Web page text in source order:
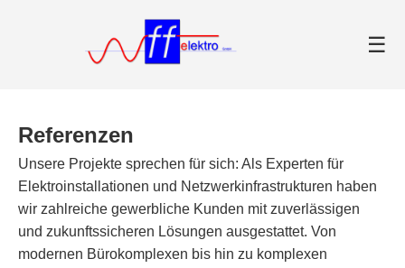
☰
Referenzen
Unsere Projekte sprechen für sich: Als Experten für
Elektroinstallationen und Netzwerkinfrastrukturen haben
wir zahlreiche gewerbliche Kunden mit zuverlässigen
und zukunftssicheren Lösungen ausgestattet. Von
modernen Bürokomplexen bis hin zu komplexen